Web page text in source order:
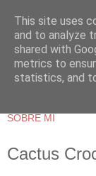
Cactus
This site uses
and to analyze
shared with
metrics to
statistics, and